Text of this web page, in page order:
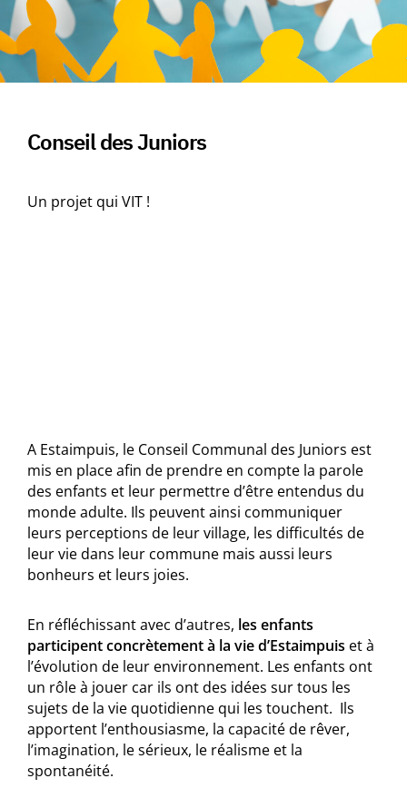
Conseil des Juniors
Un projet qui VIT !
A Estaimpuis, le Conseil Communal des Juniors est
mis en place afin de prendre en compte la parole
des enfants et leur permettre d’être entendus du
monde adulte. Ils peuvent ainsi communiquer
leurs perceptions de leur village, les difficultés de
leur vie dans leur commune mais aussi leurs
bonheurs et leurs joies.
En réfléchissant avec d’autres, les enfants
participent concrètement à la vie d’Estaimpuis et à
l’évolution de leur environnement. Les enfants ont
un rôle à jouer car ils ont des idées sur tous les
sujets de la vie quotidienne qui les touchent. Ils
apportent l’enthousiasme, la capacité de rêver,
l’imagination, le sérieux, le réalisme et la
spontanéité.